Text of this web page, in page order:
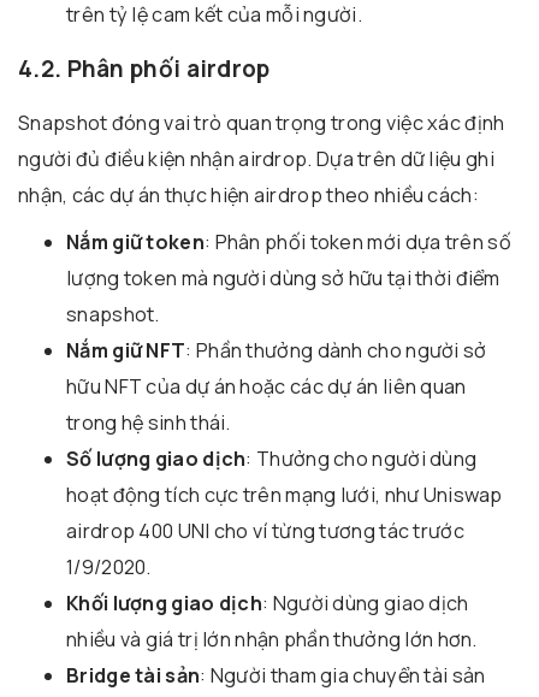
trên tỷ lệ cam kết của mỗi người.
4.2. Phân phối airdrop
Snapshot đóng vai trò quan trọng trong việc xác định
người đủ điều kiện nhận airdrop. Dựa trên dữ liệu ghi
nhận, các dự án thực hiện airdrop theo nhiều cách:
Nắm giữ token: Phân phối token mới dựa trên số
lượng token mà người dùng sở hữu tại thời điểm
snapshot.
Nắm giữ NFT: Phần thưởng dành cho người sở
hữu NFT của dự án hoặc các dự án liên quan
trong hệ sinh thái.
Số lượng giao dịch: Thưởng cho người dùng
hoạt động tích cực trên mạng lưới, như Uniswap
airdrop 400 UNI cho ví từng tương tác trước
1/9/2020.
Khối lượng giao dịch: Người dùng giao dịch
nhiều và giá trị lớn nhận phần thưởng lớn hơn.
Bridge tài sản: Người tham gia chuyển tài sản